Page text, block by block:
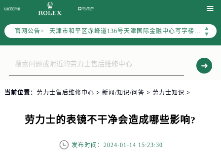

官网公告>
▲
▼
天津市和平区赤峰道136号天津国际金融中心写字楼26层2603室（需提前预约）
上海市徐汇区虹桥路3号港汇中心写字楼2座37层3705室（需提前预约）
南京市秦淮区中山南路1号（新街口）南京中心写字楼22层C1-1室（需提前预约）
当前位置： 劳力士售后维修中心 > 新闻/知识/问答 > 劳力士知识 >
劳力士的表镜不干净会造成哪些影响?
发布时间：2024-01-14 15:23:30